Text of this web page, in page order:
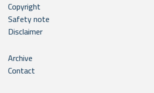
Copyright
Safety note
Disclaimer
Archive
Contact